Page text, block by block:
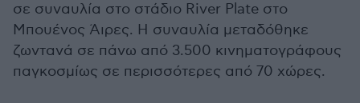
σε συναυλία στο στάδιο River Plate στο
Μπουένος Άιρες. Η συναυλία μεταδόθηκε
ζωντανά σε πάνω από 3.500 κινηματογράφους
παγκοσμίως σε περισσότερες από 70 χώρες.